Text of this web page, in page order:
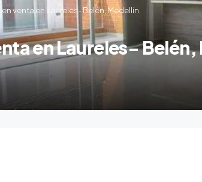
venta en Laureles- Belén, Medellín.
en Laureles-